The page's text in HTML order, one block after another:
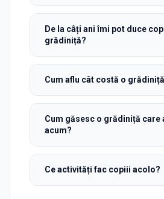
De la câți ani îmi pot duce
grădiniță?
Cum aflu cât costă o
Cum găsesc o grădiniță care
acum?
Ce activități fac copiii acolo?